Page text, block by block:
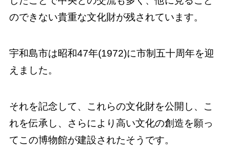
のできない貴重な文化財が残されています。
宇和島市は昭和47年(1972)に市制五十周年を迎
えました。
それを記念して、これらの文化財を公開し、こ
れを伝承し、さらにより高い文化の創造を願っ
てこの博物館が建設されたそうです。